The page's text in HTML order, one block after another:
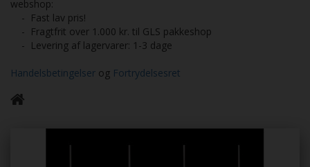
webshop:
- Fast lav pris!
- Fragtfrit over 1.000 kr. til GLS pakkeshop
- Levering af lagervarer: 1-3 dage
Handelsbetingelser og Fortrydelsesret